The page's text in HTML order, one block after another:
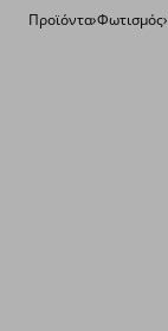
Προϊόντα›Φωτισμός›